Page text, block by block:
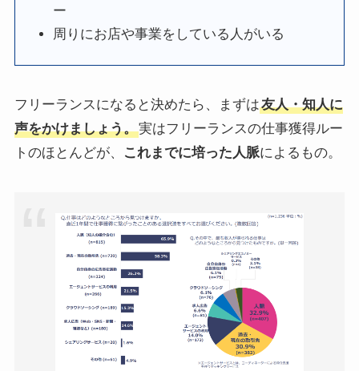
ー
周りにお店や事業をしている人がいる
フリーランスになると決めたら、まずは友人・知人に
声をかけましょう。実はフリーランスの仕事獲得ルー
トのほとんどが、
これまでに培った人脈によるもの。